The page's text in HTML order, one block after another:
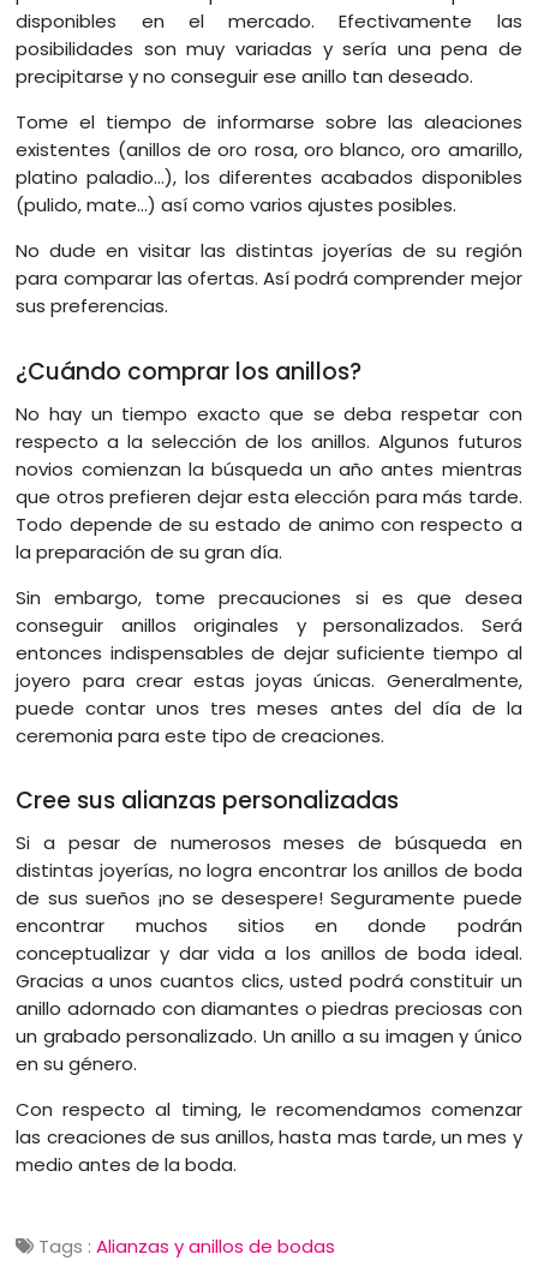
disponibles en el mercado. Efectivamente las
posibilidades son muy variadas y sería una pena de
precipitarse y no conseguir ese anillo tan deseado.
Tome el tiempo de informarse sobre las aleaciones
existentes (anillos de oro rosa, oro blanco, oro amarillo,
platino paladio…), los diferentes acabados disponibles
(pulido, mate…) así como varios ajustes posibles.
No dude en visitar las distintas joyerías de su región
para comparar las ofertas. Así podrá comprender mejor
sus preferencias.
¿Cuándo comprar los anillos?
No hay un tiempo exacto que se deba respetar con
respecto a la selección de los anillos. Algunos futuros
novios comienzan la búsqueda un año antes mientras
que otros prefieren dejar esta elección para más tarde.
Todo depende de su estado de animo con respecto a
la preparación de su gran día.
Sin embargo, tome precauciones si es que desea
conseguir anillos originales y personalizados. Será
entonces indispensables de dejar suficiente tiempo al
joyero para crear estas joyas únicas. Generalmente,
puede contar unos tres meses antes del día de la
ceremonia para este tipo de creaciones.
Cree sus alianzas personalizadas
Si a pesar de numerosos meses de búsqueda en
distintas joyerías, no logra encontrar los anillos de boda
de sus sueños ¡no se desespere! Seguramente puede
encontrar muchos sitios en donde podrán
conceptualizar y dar vida a los anillos de boda ideal.
Gracias a unos cuantos clics, usted podrá constituir un
anillo adornado con diamantes o piedras preciosas con
un grabado personalizado. Un anillo a su imagen y único
en su género.
Con respecto al timing, le recomendamos comenzar
las creaciones de sus anillos, hasta mas tarde, un mes y
medio antes de la boda.
Tags :Alianzas y anillos de bodas